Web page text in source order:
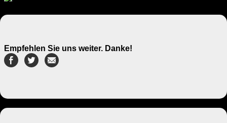
Empfehlen Sie uns weiter. Danke!